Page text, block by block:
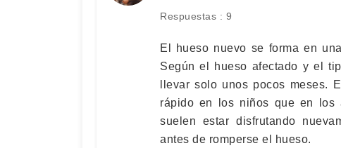
Respuestas : 9
El hueso nuevo se forma en
Según el hueso afectado y el
llevar solo unos pocos meses.
rápido en los niños que en los
suelen estar disfrutando
antes de romperse el hueso.